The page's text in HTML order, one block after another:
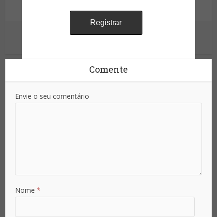
Já é assinante?
Inicie sessão - Sign in
Ver outras postagens
Comente
Envie o seu comentário
Nome*